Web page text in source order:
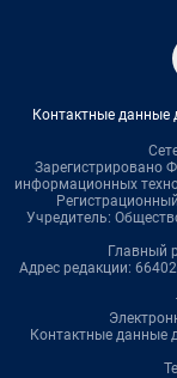
Контактные данные
Зарегистрировано
информационных
Учредитель:
Главный
Адрес редакции:
Контактные данные